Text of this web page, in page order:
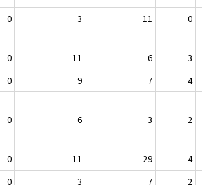
0 3 11 0
0 11 6 3
0 9 7 4
0 6 3 2
0 11 29 4
0 3 7 2